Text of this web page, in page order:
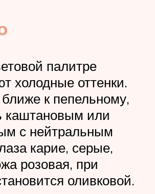
палитре
холодные оттенки.
к пепельному,
каштановым или
с нейтральным
карие, серые,
розовая, при
оливковой.